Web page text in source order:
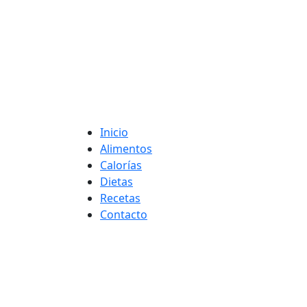
Adelgaza con en
Inicio
Alimentos
Calorías
Dietas
Recetas
Contacto